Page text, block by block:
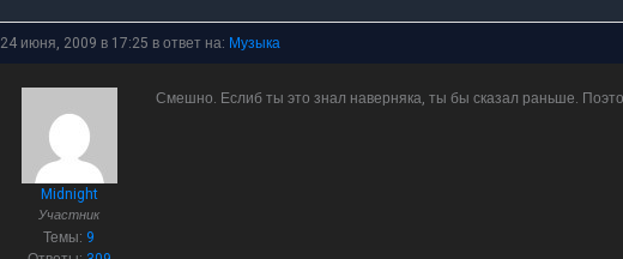
24 июня, 2009 в 17:25 в ответ на: Музыка
Midnight
Участник
Темы: 9
Смешно. Еслиб ты это знал наверняка, ты бы сказал раньше.